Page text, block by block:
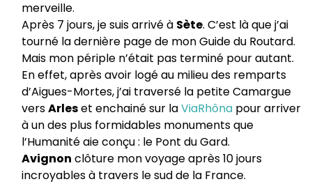
merveille.
Après 7 jours, je suis arrivé à Sète. C’est là que j’ai
tourné la dernière page de mon Guide du Routard.
Mais mon périple n’était pas terminé pour autant.
En effet, après avoir logé au milieu des remparts
d’Aigues-Mortes, j’ai traversé la petite Camargue
versArleset enchainé sur laViaRhôna pour arriver
à un des plus formidables monuments que
l’Humanité aie conçu : le Pont du Gard.
Avignon clôture mon voyage après 10 jours
incroyables à travers le sud de la France.